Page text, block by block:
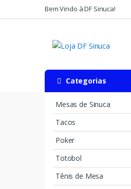
Bem Vindo à DF Sinuca!
Categorias
Mesas de Sinuca
Tacos
Poker
Totobol
Tênis de Mesa